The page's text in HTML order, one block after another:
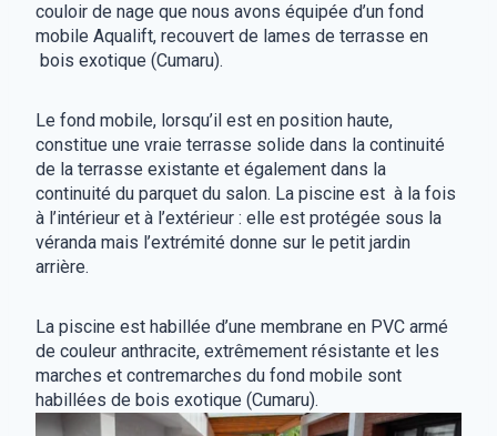
couloir de nage que nous avons équipée d’un fond
mobile Aqualift, recouvert de lames de terrasse en
bois exotique (Cumaru).
Le fond mobile, lorsqu’il est en position haute,
constitue une vraie terrasse solide dans la continuité
de la terrasse existante et également dans la
continuité du parquet du salon. La piscine est à la fois
à l’intérieur et à l’extérieur : elle est protégée sous la
véranda mais l’extrémité donne sur le petit jardin
arrière.
La piscine est habillée d’une membrane en PVC armé
de couleur anthracite, extrêmement résistante et les
marches et contremarches du fond mobile sont
habillées de bois exotique (Cumaru).